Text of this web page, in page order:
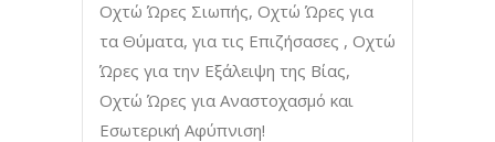
Οχτώ Ώρες Σιωπής, Οχτώ Ώρες για
τα Θύματα, για τις Επιζήσασες , Οχτώ
Ώρες για την Εξάλειψη της Βίας,
Οχτώ Ώρες για Αναστοχασμό και
Εσωτερική Αφύπνιση!